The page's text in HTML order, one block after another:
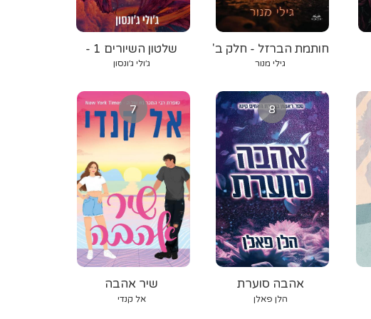
שלטון השיורים 1 -
אורגת הרוח
ג׳ולי ג׳ונסון
חותמת הברזל - חלק ב'
גילי מנור
7
שיר אהבה
אל קנדי
8
אהבה סוערת
הלן פאלן